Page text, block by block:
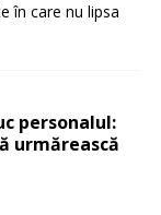
în care nu lipsa
personalul:
urmărească